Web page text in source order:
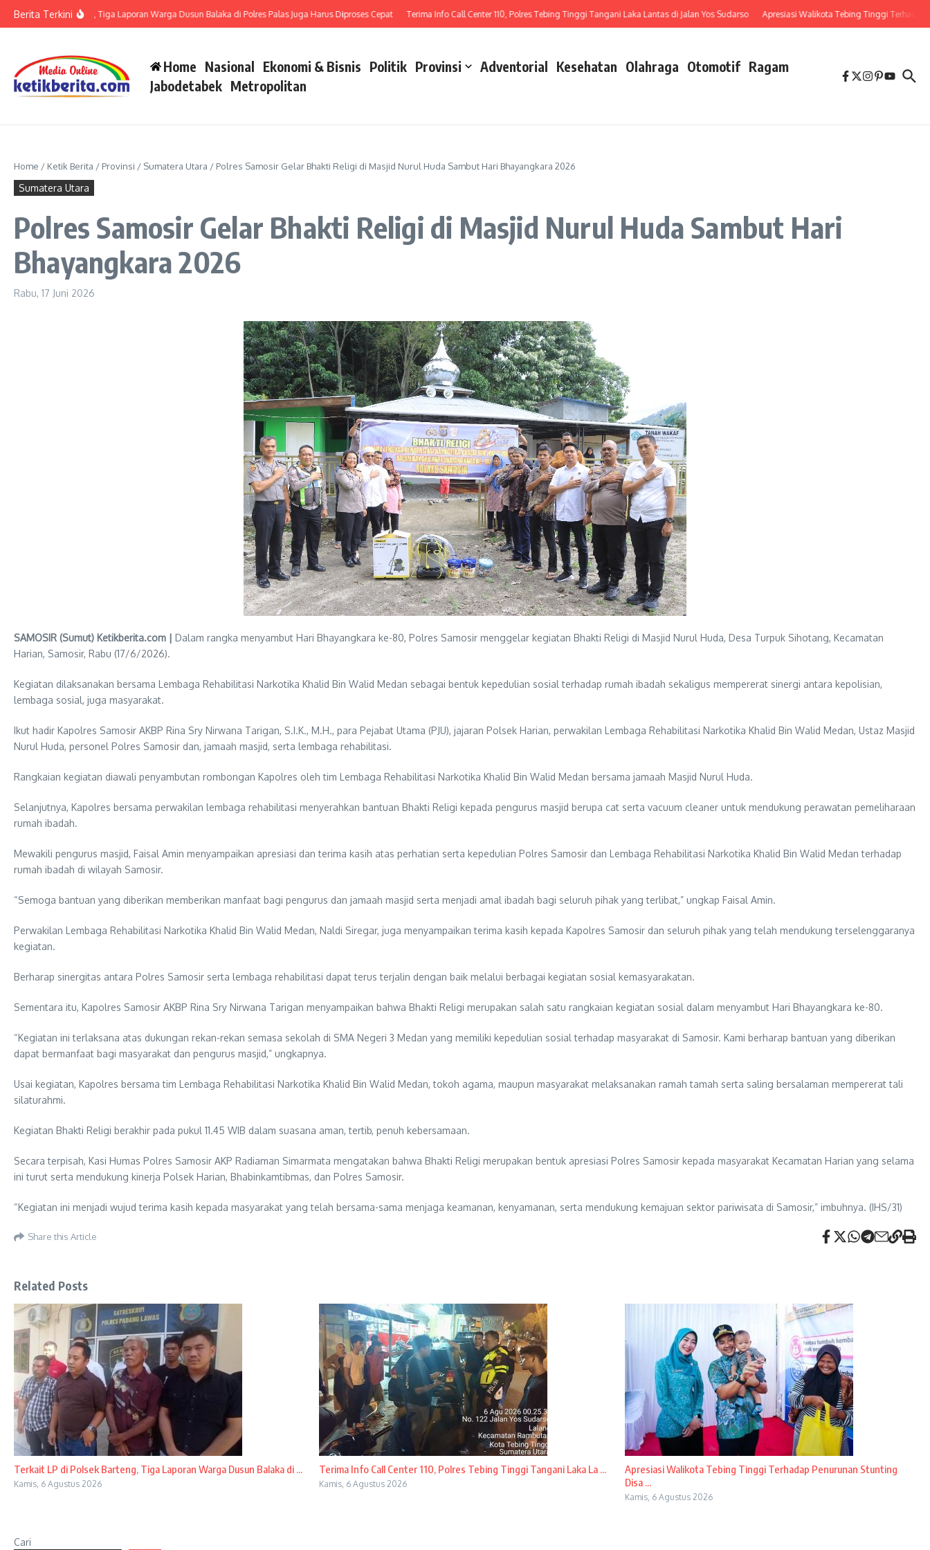
Berita Terkini
di Polsek Barteng, Tiga Laporan Warga Dusun Balaka di Polres Palas Juga Harus Diproses Cepat Terima Info Call Center 110, Polres Tebing Tinggi Tangani Laka Lantas di Jalan Yos Sudarso Apresiasi Walikota Tebing Tinggi Terhadap
Home Nasional Ekonomi & Bisnis Politik Provinsi Adventorial Kesehatan Olahraga Otomotif Ragam
Jabodetabek Metropolitan
Home / Ketik Berita / Provinsi / Sumatera Utara / Polres Samosir Gelar Bhakti Religi di Masjid Nurul Huda Sambut Hari Bhayangkara 2026
Sumatera Utara
Polres Samosir Gelar Bhakti Religi di Masjid Nurul Huda Sambut Hari
Bhayangkara 2026
Rabu, 17 Juni 2026
SAMOSIR (Sumut) Ketikberita.com | Dalam rangka menyambut Hari Bhayangkara ke-80, Polres Samosir menggelar kegiatan Bhakti Religi di Masjid Nurul Huda, Desa Turpuk Sihotang, Kecamatan
Harian, Samosir, Rabu (17/6/2026).
Kegiatan dilaksanakan bersama Lembaga Rehabilitasi Narkotika Khalid Bin Walid Medan sebagai bentuk kepedulian sosial terhadap rumah ibadah sekaligus mempererat sinergi antara kepolisian,
lembaga sosial, juga masyarakat.
Ikut hadir Kapolres Samosir AKBP Rina Sry Nirwana Tarigan, S.I.K., M.H., para Pejabat Utama (PJU), jajaran Polsek Harian, perwakilan Lembaga Rehabilitasi Narkotika Khalid Bin Walid Medan, Ustaz Masjid
Nurul Huda, personel Polres Samosir dan, jamaah masjid, serta lembaga rehabilitasi.
Rangkaian kegiatan diawali penyambutan rombongan Kapolres oleh tim Lembaga Rehabilitasi Narkotika Khalid Bin Walid Medan bersama jamaah Masjid Nurul Huda.
Selanjutnya, Kapolres bersama perwakilan lembaga rehabilitasi menyerahkan bantuan Bhakti Religi kepada pengurus masjid berupa cat serta vacuum cleaner untuk mendukung perawatan pemeliharaan
rumah ibadah.
Mewakili pengurus masjid, Faisal Amin menyampaikan apresiasi dan terima kasih atas perhatian serta kepedulian Polres Samosir dan Lembaga Rehabilitasi Narkotika Khalid Bin Walid Medan terhadap
rumah ibadah di wilayah Samosir.
“Semoga bantuan yang diberikan memberikan manfaat bagi pengurus dan jamaah masjid serta menjadi amal ibadah bagi seluruh pihak yang terlibat,” ungkap Faisal Amin.
Perwakilan Lembaga Rehabilitasi Narkotika Khalid Bin Walid Medan, Naldi Siregar, juga menyampaikan terima kasih kepada Kapolres Samosir dan seluruh pihak yang telah mendukung terselenggaranya
kegiatan.
Berharap sinergitas antara Polres Samosir serta lembaga rehabilitasi dapat terus terjalin dengan baik melalui berbagai kegiatan sosial kemasyarakatan.
Sementara itu, Kapolres Samosir AKBP Rina Sry Nirwana Tarigan menyampaikan bahwa Bhakti Religi merupakan salah satu rangkaian kegiatan sosial dalam menyambut Hari Bhayangkara ke-80.
“Kegiatan ini terlaksana atas dukungan rekan-rekan semasa sekolah di SMA Negeri 3 Medan yang memiliki kepedulian sosial terhadap masyarakat di Samosir. Kami berharap bantuan yang diberikan
dapat bermanfaat bagi masyarakat dan pengurus masjid,” ungkapnya.
Usai kegiatan, Kapolres bersama tim Lembaga Rehabilitasi Narkotika Khalid Bin Walid Medan, tokoh agama, maupun masyarakat melaksanakan ramah tamah serta saling bersalaman mempererat tali
silaturahmi.
Kegiatan Bhakti Religi berakhir pada pukul 11.45 WIB dalam suasana aman, tertib, penuh kebersamaan.
Secara terpisah, Kasi Humas Polres Samosir AKP Radiaman Simarmata mengatakan bahwa Bhakti Religi merupakan bentuk apresiasi Polres Samosir kepada masyarakat Kecamatan Harian yang selama
ini turut serta mendukung kinerja Polsek Harian, Bhabinkamtibmas, dan Polres Samosir.
“Kegiatan ini menjadi wujud terima kasih kepada masyarakat yang telah bersama-sama menjaga keamanan, kenyamanan, serta mendukung kemajuan sektor pariwisata di Samosir,” imbuhnya. (IHS/31)
Share this Article
Related Posts
Terkait LP di Polsek Barteng, Tiga Laporan Warga Dusun Balaka di ...
Kamis, 6 Agustus 2026
Terima Info Call Center 110, Polres Tebing Tinggi Tangani Laka La ...
Kamis, 6 Agustus 2026
Apresiasi Walikota Tebing Tinggi Terhadap Penurunan Stunting
Disa ...
Kamis, 6 Agustus 2026
Cari